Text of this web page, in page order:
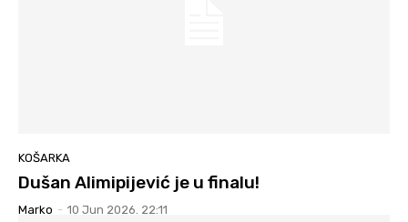
KOŠARKA
Dušan Alimipijević je u finalu!
Marko - 10 Jun 2026. 22:11